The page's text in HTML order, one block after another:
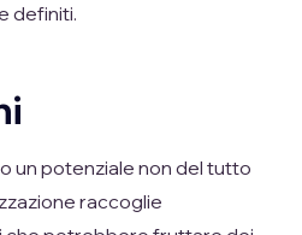
definiti.
un potenziale non del tutto
raccoglie